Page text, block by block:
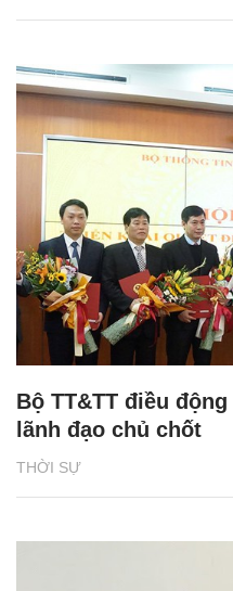
THỜI SỰ
Bộ TT&TT điều
lãnh đạo chủ chốt